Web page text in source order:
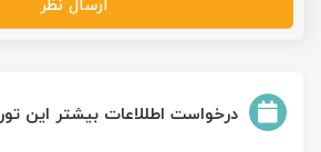
درخواست اطللاعات بیشتر این تور
ارسال نظر